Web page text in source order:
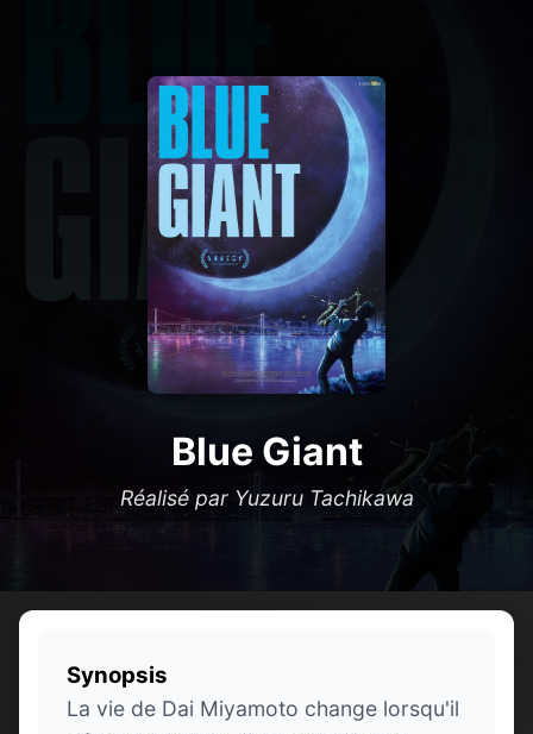
Blue Giant
Réalisé par Yuzuru Tachikawa
Synopsis
La vie de Dai Miyamoto change lorsqu'il